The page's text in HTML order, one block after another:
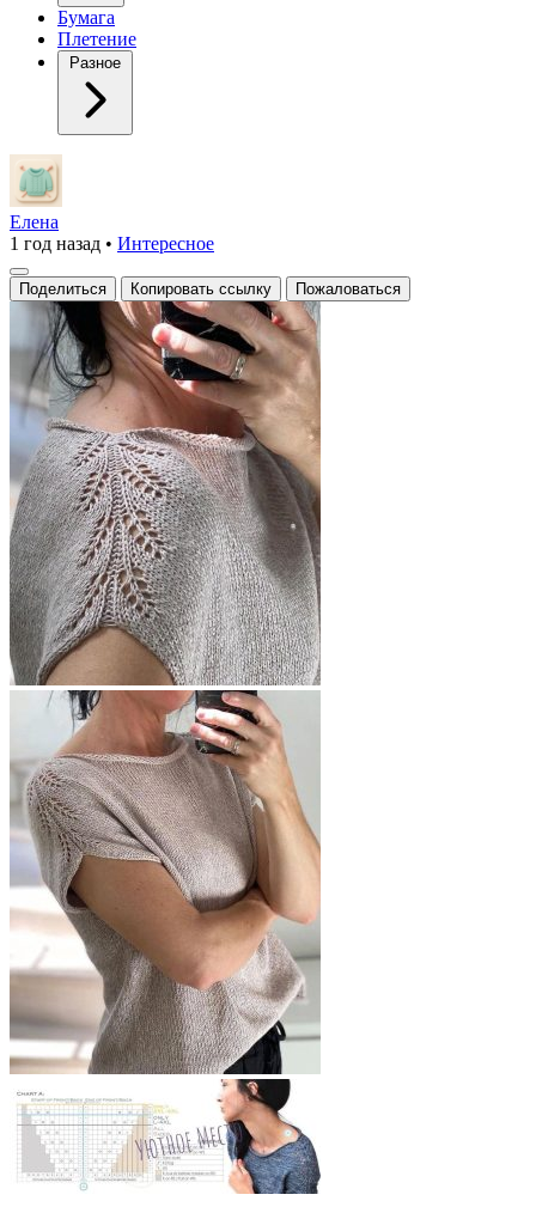
Бумага
Плетение
Разное
Идея
оформления
линии
прибавления
петель
Елена
1 год назад • Интересное
Поделиться Копировать ссылку Пожаловаться